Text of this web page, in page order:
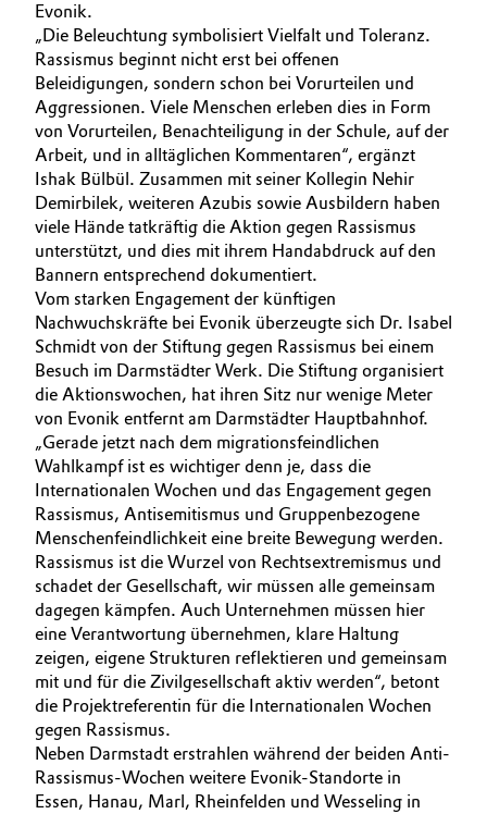
Lubricants & Lubricant Additives
Medical Devices
Metals & Mining
Oil & Gas, Petrochemicals
Personal Care & Beauty
Pharma & Biopharma
Plastics & Rubber
Pulp, Paper & Packaging
Textiles, Leather & Nonwovens
Evonik.
„Die Beleuchtung symbolisiert Vielfalt und Toleranz.
Rassismus beginnt nicht erst bei offenen
Beleidigungen, sondern schon bei Vorurteilen und
Aggressionen. Viele Menschen erleben dies in Form
von Vorurteilen, Benachteiligung in der Schule, auf der
Arbeit, und in alltäglichen Kommentaren“, ergänzt
Ishak Bülbül. Zusammen mit seiner Kollegin Nehir
Demirbilek, weiteren Azubis sowie Ausbildern haben
viele Hände tatkräftig die Aktion gegen Rassismus
unterstützt, und dies mit ihrem Handabdruck auf den
Bannern entsprechend dokumentiert.
Vom starken Engagement der künftigen
Nachwuchskräfte bei Evonik überzeugte sich Dr. Isabel
Schmidt von der Stiftung gegen Rassismus bei einem
Besuch im Darmstädter Werk. Die Stiftung organisiert
die Aktionswochen, hat ihren Sitz nur wenige Meter
von Evonik entfernt am Darmstädter Hauptbahnhof.
„Gerade jetzt nach dem migrationsfeindlichen
Wahlkampf ist es wichtiger denn je, dass die
Internationalen Wochen und das Engagement gegen
Rassismus, Antisemitismus und Gruppenbezogene
Menschenfeindlichkeit eine breite Bewegung werden.
Rassismus ist die Wurzel von Rechtsextremismus und
schadet der Gesellschaft, wir müssen alle gemeinsam
dagegen kämpfen. Auch Unternehmen müssen hier
eine Verantwortung übernehmen, klare Haltung
zeigen, eigene Strukturen reflektieren und gemeinsam
mit und für die Zivilgesellschaft aktiv werden“, betont
die Projektreferentin für die Internationalen Wochen
gegen Rassismus.
Neben Darmstadt erstrahlen während der beiden Anti-
Rassismus-Wochen weitere Evonik-Standorte in
Essen, Hanau, Marl, Rheinfelden und Wesseling in